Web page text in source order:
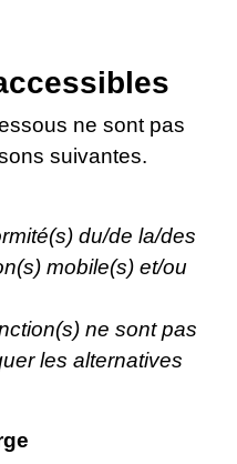
ne sont pas
suivantes.
du/de la/des
mobile(s) et/ou
ne sont pas
les alternatives